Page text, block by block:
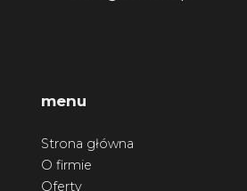
menu
Strona główna
O firmie
Oferty